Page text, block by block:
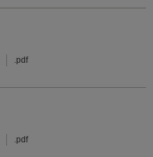
.pdf
.pdf